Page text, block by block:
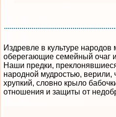
Издревле в культуре народов
оберегающие семейный очаг
Наши предки,
народной мудростью, верили,
хрупкий, словно крыло
отношения и защиты от